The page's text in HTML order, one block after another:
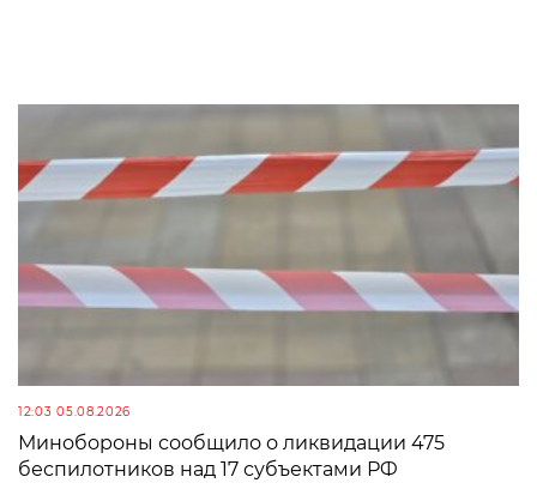
12:03 05.08.2026
Минобороны сообщило о ликвидации 475
беспилотников над 17 субъектами РФ